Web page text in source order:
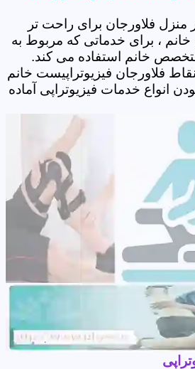
منزل فلاورجان برای راحت تر
، برای خدماتی که مربوط به
خانم استفاده می کند.
فلاورجان فیزیوتراپیست خانم
انواع خدمات فیزیوتراپی آماده